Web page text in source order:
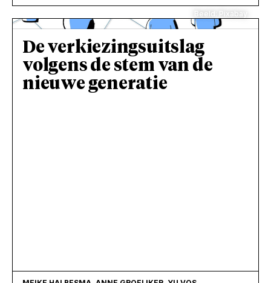
Beeld: Pixabay
De verkiezingsuitslag
volgens de stem van de
nieuwe generatie